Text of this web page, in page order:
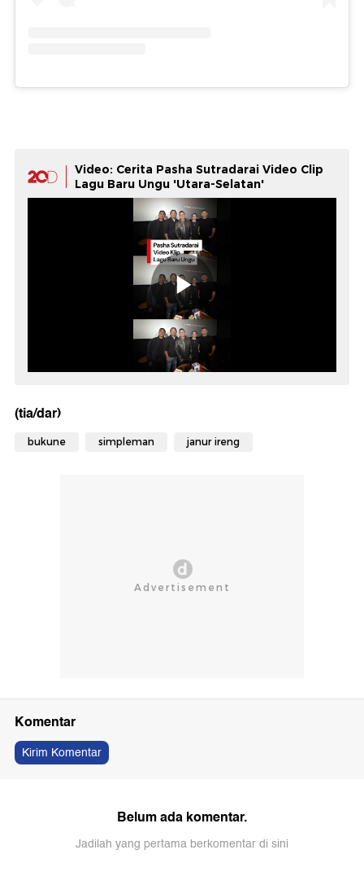
Video: Cerita Pasha Sutradarai Video Clip
Lagu Baru Ungu 'Utara-Selatan'
(tia/dar)
bukune simpleman janur ireng
Komentar
Kirim Komentar
Belum ada komentar.
Jadilah yang pertama berkomentar di sini